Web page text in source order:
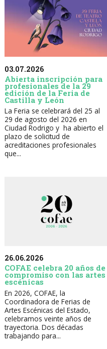
03.07.2026
Abierta inscripción para
profesionales de la 29
edición de la Feria de
Castilla y León
La Feria se celebrará del 25 al
29 de agosto del 2026 en
Ciudad Rodrigo y ha abierto el
plazo de solicitud de
acreditaciones profesionales
que...
26.06.2026
COFAE celebra 20 años de
compromiso con las artes
escénicas
En 2026, COFAE, la
Coordinadora de Ferias de
Artes Escénicas del Estado,
celebramos veinte años de
trayectoria. Dos décadas
trabajando para...